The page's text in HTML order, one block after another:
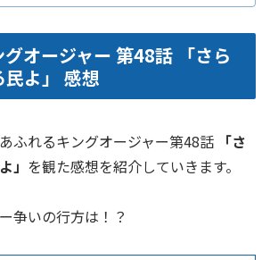
た。
オージャー 第48話 「さら
よ」 感想
ふれるキングオージャー第48話 「さ
」 を観た感想を紹介していきます。
争いの行方は！？